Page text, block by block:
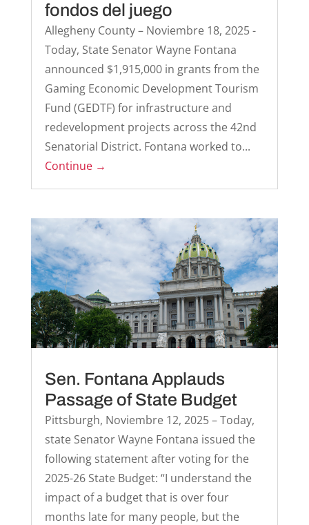
fondos del juego
Allegheny County – Noviembre 18, 2025 -
Today, State Senator Wayne Fontana
announced $1,915,000 in grants from the
Gaming Economic Development Tourism
Fund (GEDTF) for infrastructure and
redevelopment projects across the 42nd
Senatorial District. Fontana worked to...
Continue →
Sen. Fontana Applauds
Passage of State Budget
Pittsburgh, Noviembre 12, 2025 – Today,
state Senator Wayne Fontana issued the
following statement after voting for the
2025-26 State Budget: “I understand the
impact of a budget that is over four
months late for many people, but the